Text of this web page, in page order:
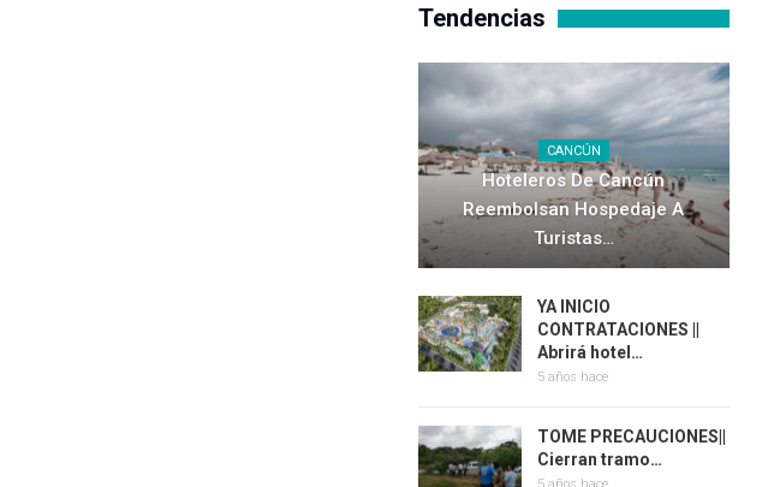
Tendencias
CANCÚN
Hoteleros De Cancún
Reembolsan Hospedaje A
Turistas…
YA INICIO
CONTRATACIONES ||
Abrirá hotel…
5 años hace
TOME PRECAUCIONES||
Cierran tramo…
5 años hace